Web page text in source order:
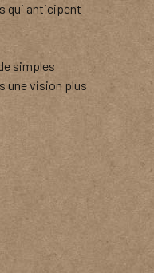
qui anticipent
simples
une vision plus